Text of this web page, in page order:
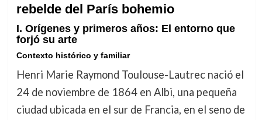
rebelde del París bohemio
I. Orígenes y primeros años: El entorno que
forjó su arte
Contexto histórico y familiar
Henri Marie Raymond Toulouse-Lautrec nació el
24 de noviembre de 1864 en Albi, una pequeña
ciudad ubicada en el sur de Francia, en el seno de